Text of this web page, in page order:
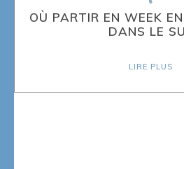
OÙ PARTIR EN WEEK
DANS LE
LIRE PLUS